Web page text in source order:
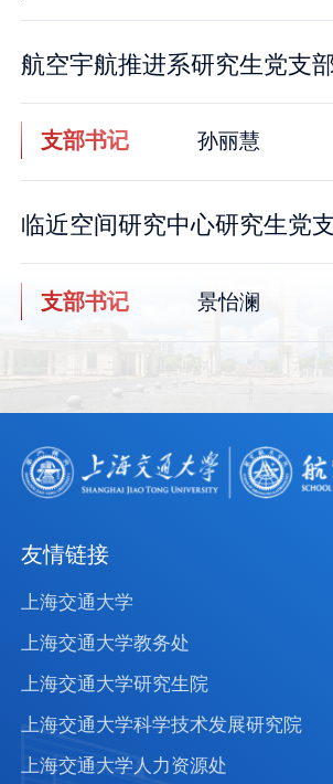
航空宇航推进系研究生党支
支部书记 孙丽慧
临近空间研究中心研究生党
支部书记 景怡澜
友情链接
上海交通大学
上海交通大学教务处
上海交通大学研究生院
上海交通大学科学技术发展研究院
上海交通大学人力资源处